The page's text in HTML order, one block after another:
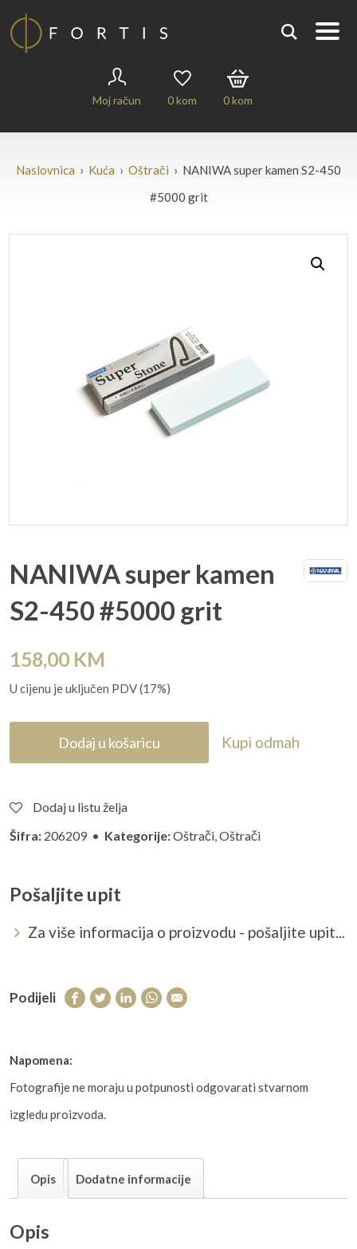
Moj račun 0kom 0kom
Naslovnica › Kuća › Oštrači › NANIWA super kamen S2-450
#5000 grit
NANIWA super kamen
S2-450 #5000 grit
158,00 KM
U cijenu je uključen PDV (17%)
Dodaj u košaricu Kupi odmah
Dodaj u listu želja
Šifra: 206209 • Kategorije:Oštrači,Oštrači
Pošaljite upit
Za više informacija o proizvodu - pošaljite upit...
Podijeli
Napomena:
Fotografije ne moraju u potpunosti odgovarati stvarnom
izgledu proizvoda.
Opis Dodatne informacije
Opis